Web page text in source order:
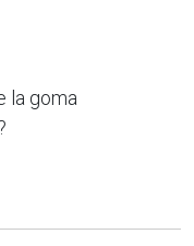
la goma